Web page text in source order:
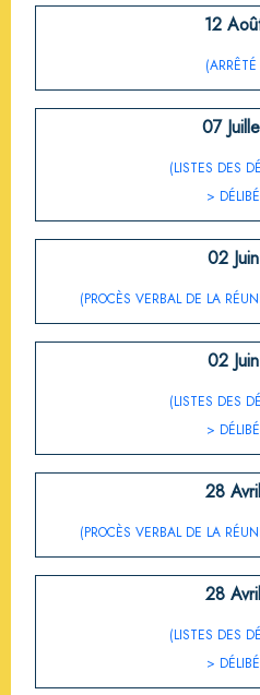
12
07
(LISTES DES
>
02
(PROCÈS VERBAL DE LA
02
(LISTES DES
>
28
(PROCÈS VERBAL DE LA
28
(LISTES DES
>